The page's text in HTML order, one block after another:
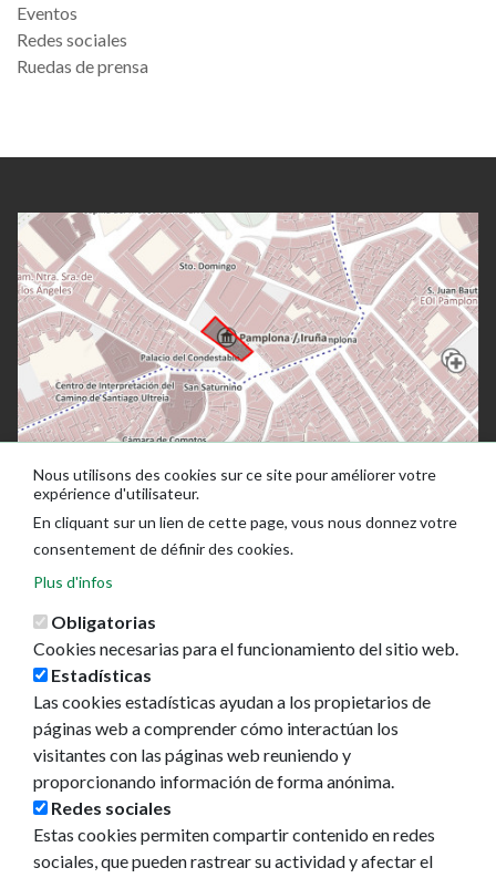
Eventos
Redes sociales
Ruedas de prensa
Ayuntamiento de Pamplona
Plaza Consistorial, s/n
31001 - Pamplona
948 420 100
pamplona@pamplona.es
Footer
Aviso legal
Nous utilisons des cookies sur ce site pour améliorer votre
expérience d'utilisateur.
En cliquant sur un lien de cette page, vous nous donnez votre
consentement de définir des cookies.
Plus d'infos
Obligatorias
Cookies necesarias para el funcionamiento del sitio web.
Estadísticas
Las cookies estadísticas ayudan a los propietarios de
páginas web a comprender cómo interactúan los
visitantes con las páginas web reuniendo y
proporcionando información de forma anónima.
Redes sociales
Estas cookies permiten compartir contenido en redes
sociales, que pueden rastrear su actividad y afectar el